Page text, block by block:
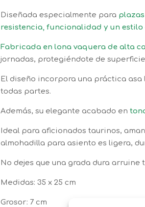
Diseñada especialmente para
resistencia, funcionalidad y un
Fabricada en lona vaquera de alta
jornadas, protegiéndote de
El diseño incorpora una práctica
todas partes.
Además, su elegante acabado en
Ideal para aficionados taurinos,
almohadilla para asiento es ligera,
No dejes que una grada dura
Medidas: 35 x 25 cm
Grosor: 7 cm